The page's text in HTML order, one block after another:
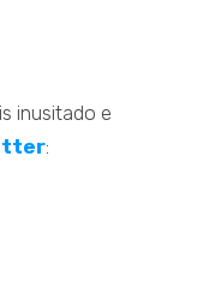
inusitado e
: